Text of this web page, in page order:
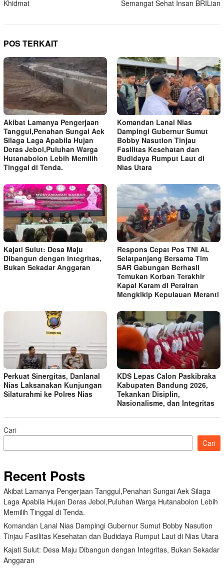
Khidmat Semangat Sehat Insan BRILian
POS TERKAIT
Akibat Lamanya Pengerjaan
Tanggul,Penahan Sungai Aek
Silaga Laga Apabila Hujan
Deras Jebol,Puluhan Warga
Hutanabolon Lebih Memilih
Tinggal di Tenda.
Komandan Lanal Nias
Dampingi Gubernur Sumut
Bobby Nasution Tinjau
Fasilitas Kesehatan dan
Budidaya Rumput Laut di
Nias Utara
Kajati Sulut: Desa Maju
Dibangun dengan Integritas,
Bukan Sekadar Anggaran
Respons Cepat Pos TNI AL
Selatpanjang Bersama Tim
SAR Gabungan Berhasil
Temukan Korban Terakhir
Kapal Karam di Perairan
Mengkikip Kepulauan Meranti
Perkuat Sinergitas, Danlanal
Nias Laksanakan Kunjungan
Silaturahmi ke Polres Nias
KDS Lepas Calon Paskibraka
Kabupaten Bandung 2026,
Tekankan Disiplin,
Nasionalisme, dan Integritas
Cari
Cari
Recent Posts
Akibat Lamanya Pengerjaan Tanggul,Penahan Sungai Aek Silaga
Laga Apabila Hujan Deras Jebol,Puluhan Warga Hutanabolon Lebih
Memilih Tinggal di Tenda.
Komandan Lanal Nias Dampingi Gubernur Sumut Bobby Nasution
Tinjau Fasilitas Kesehatan dan Budidaya Rumput Laut di Nias Utara
Kajati Sulut: Desa Maju Dibangun dengan Integritas, Bukan Sekadar
Anggaran